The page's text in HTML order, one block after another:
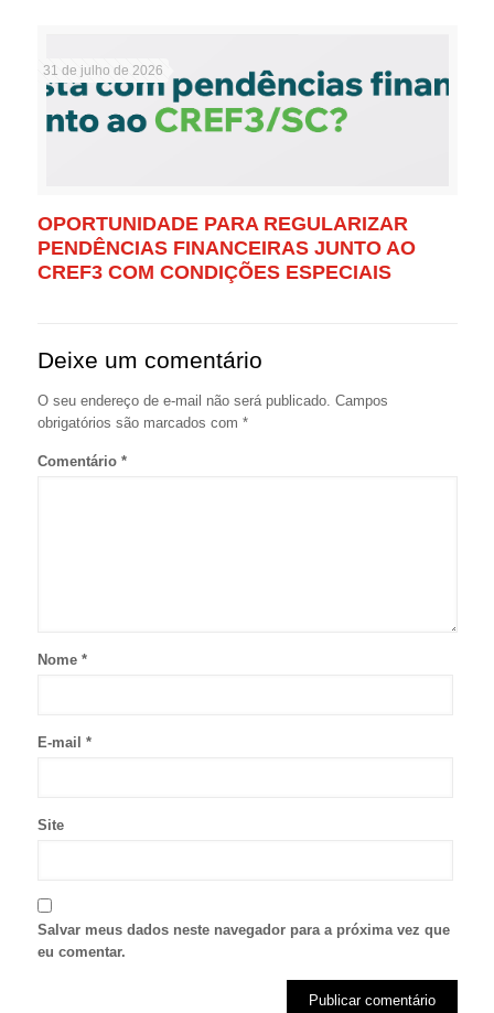
31 de julho de 2026
OPORTUNIDADE PARA REGULARIZAR
PENDÊNCIAS FINANCEIRAS JUNTO AO
CREF3 COM CONDIÇÕES ESPECIAIS
Deixe um comentário
O seu endereço de e-mail não será publicado. Campos
obrigatórios são marcados com *
Comentário *
Nome *
E-mail *
Site
Salvar meus dados neste navegador para a próxima vez que
eu comentar.